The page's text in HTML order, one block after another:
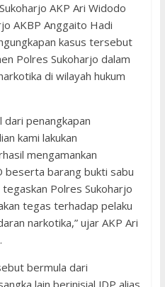
AKP Ari Widodo
AKBP Anggaito Hadi
kasus tersebut
Polres Sukoharjo dalam
di wilayah hukum
dari penangkapan
kami lakukan
mengamankan
beserta barang bukti sabu
Polres Sukoharjo
tegas terhadap pelaku
narkotika,” ujar AKP Ari
bermula dari